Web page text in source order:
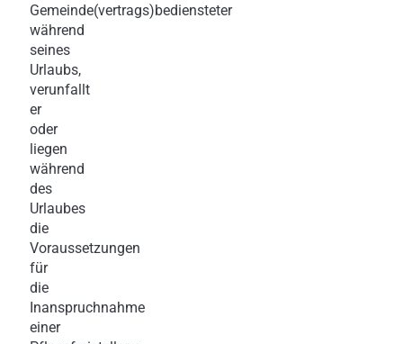
Gemeinde(vertrags)bediensteter
während
seines
Urlaubs,
verunfallt
er
oder
liegen
während
des
Urlaubes
die
Voraussetzungen
für
die
Inanspruchnahme
einer